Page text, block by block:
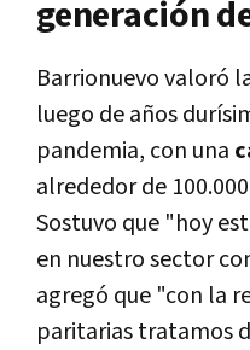
generación
Barrionuevo valoró
luego de años
pandemia, con una
alrededor de
Sostuvo que "hoy
en nuestro sector
agregó que "con la
paritarias tratamos